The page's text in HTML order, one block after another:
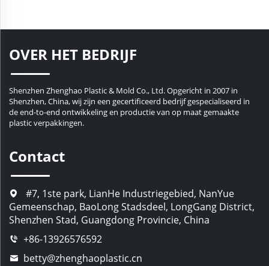
OVER HET BEDRIJF
Shenzhen Zhenghao Plastic & Mold Co., Ltd. Opgericht in 2007 in
Shenzhen, China, wij zijn een gecertificeerd bedrijf gespecialiseerd in
de end-to-end ontwikkeling en productie van op maat gemaakte
plastic verpakkingen.
Contact
#7, 1ste park, LianHe Industriegebied, NanYue
Gemeenschap, BaoLong Stadsdeel, LongGang District,
Shenzhen Stad, Guangdong Provincie, China
+86-13926576592
betty@zhenghaoplastic.cn